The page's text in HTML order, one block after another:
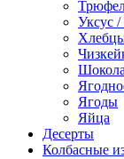
Уксус
Ягоды
Яйца
Десерты
Колбасные